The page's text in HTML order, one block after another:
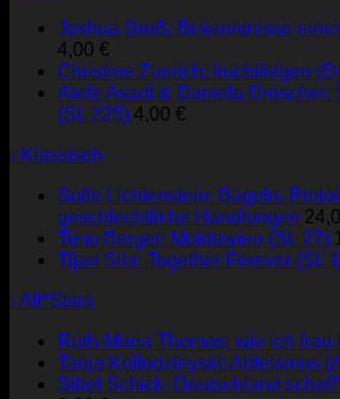
Joshua Groß: Bekenntnisse
4,00 €
Christine Zureich: fruchtfolgen
Atefe Asadi & Daniela Dröscher:
(SL 225) 4,00 €
› Klassisch
Sofie Lichtenstein: Bügeln.
geschlechtliche Handlungen
Timo Berger: Moldawien (SL 27)
Tijan Sila: Together Forever (SL
› All*Stars
Ruth-Maria Thomas: wie ich frau
Tanja Kollodzieyski: Ableismus
Sibel Schick: Deutschland